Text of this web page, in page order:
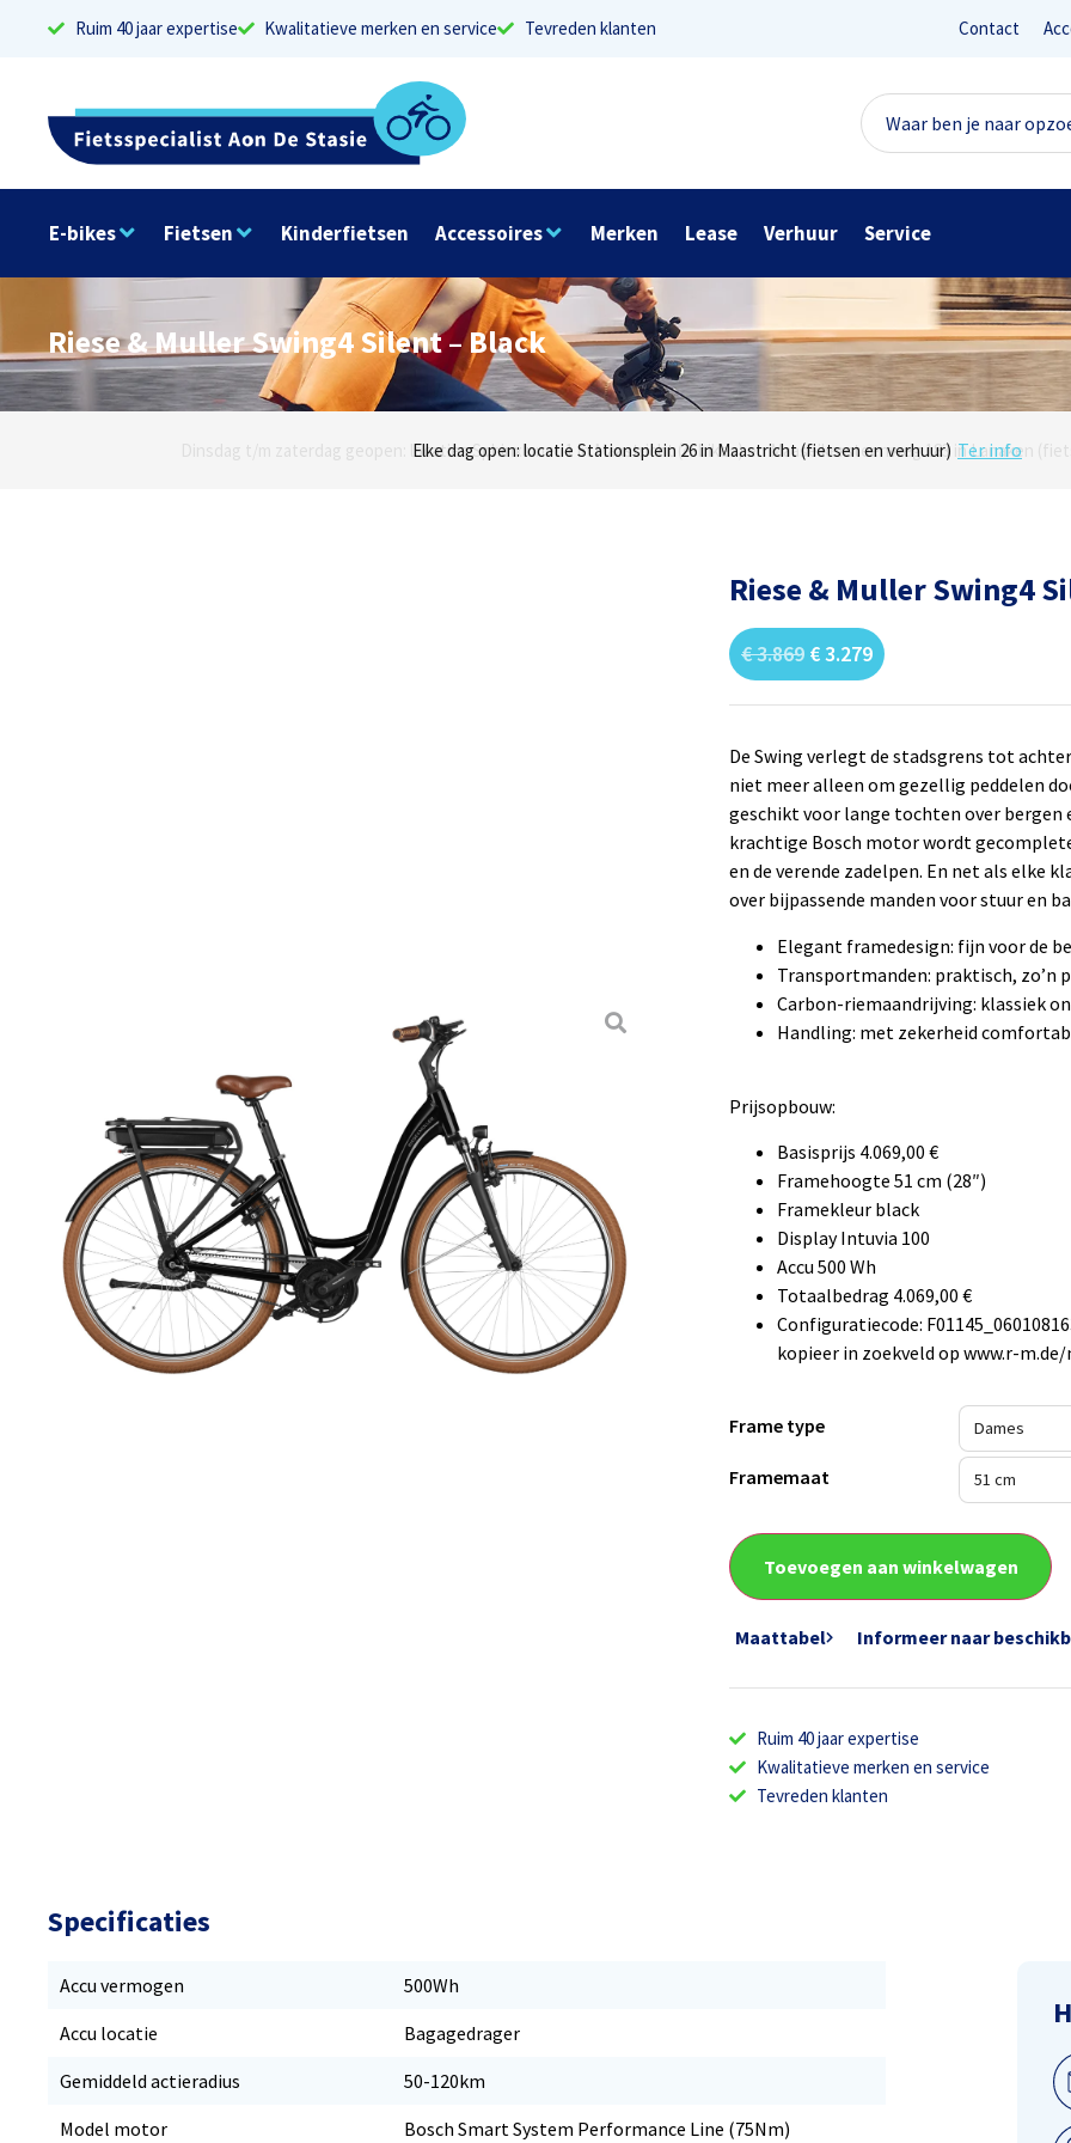
Ruim 40 jaar expertise Kwalitatieve merken en service Tevreden klanten Contact
E-bikes Fietsen Kinderfietsen Accessoires Merken Lease Verhuur Service
Riese & Muller Swing4 Silent – Black
Dinsdag t/m zaterdag geopen: locaties Sphinxlunet 1 in Maastricht (e-bikes) en Maaseikersteenweg 183 in Lanaken
Elke dag open: locatie Stationsplein 26 in Maastricht (fietsen en verhuur) Ter info
Onze missie? Tevreden klanten! Lees reviews
Riese & Muller Swing4
€3.869 €3.279
De Swing verlegt de stadsgrens tot
niet meer alleen om gezellig peddelen
geschikt voor lange tochten over bergen
krachtige Bosch motor wordt
en de verende zadelpen. En net als elke
over bijpassende manden voor stuur en
Elegant framedesign: fijn voor de
Transportmanden: praktisch, zo’n
Carbon-riemaandrijving: klassiek
Handling: met zekerheid
Prijsopbouw:
Basisprijs 4.069,00 €
Framehoogte 51 cm (28″)
Framekleur black
Display Intuvia 100
Accu 500 Wh
Totaalbedrag 4.069,00 €
Configuratiecode:
kopieer in zoekveld op www.r-
Frame type
Framemaat
Toevoegen aan winkelwagen
Maattabel Informeer naar
Ruim 40 jaar expertise
Kwalitatieve merken en service
Tevreden klanten
Specificaties
Accu vermogen
500Wh
Accu locatie
Bagagedrager
Gemiddeld actieradius
50-120km
Model motor
Bosch Smart System Performance Line (75Nm)